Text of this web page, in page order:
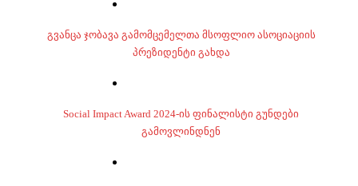
გვანცა ჯობავა გამომცემელთა მსოფლიო ასოციაციის
პრეზიდენტი გახდა
Social Impact Award 2024-ის ფინალისტი გუნდები
გამოვლინდნენ